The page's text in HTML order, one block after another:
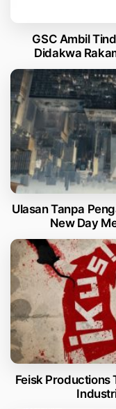
GSC Ambil
Didakwa
Ulasan Tanpa
New Day
Feisk Productions